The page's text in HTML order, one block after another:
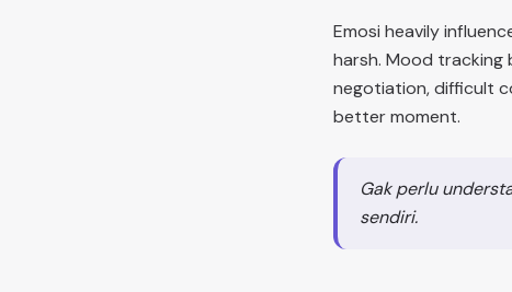
Emosi heavily
harsh. Mood tracking
negotiation, difficult
better moment.
Gak perlu
sendiri.